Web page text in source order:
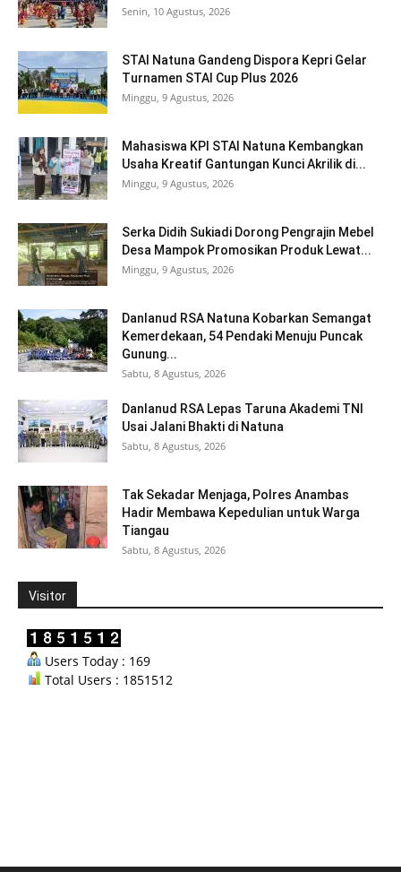
Senin, 10 Agustus, 2026
STAI Natuna Gandeng Dispora Kepri Gelar
Turnamen STAI Cup Plus 2026
Minggu, 9 Agustus, 2026
Mahasiswa KPI STAI Natuna Kembangkan
Usaha Kreatif Gantungan Kunci Akrilik di...
Minggu, 9 Agustus, 2026
Serka Didih Sukiadi Dorong Pengrajin Mebel
Desa Mampok Promosikan Produk Lewat...
Minggu, 9 Agustus, 2026
Danlanud RSA Natuna Kobarkan Semangat
Kemerdekaan, 54 Pendaki Menuju Puncak
Gunung...
Sabtu, 8 Agustus, 2026
Danlanud RSA Lepas Taruna Akademi TNI
Usai Jalani Bhakti di Natuna
Sabtu, 8 Agustus, 2026
Tak Sekadar Menjaga, Polres Anambas
Hadir Membawa Kepedulian untuk Warga
Tiangau
Sabtu, 8 Agustus, 2026
Visitor
Users Today : 169
Total Users : 1851512